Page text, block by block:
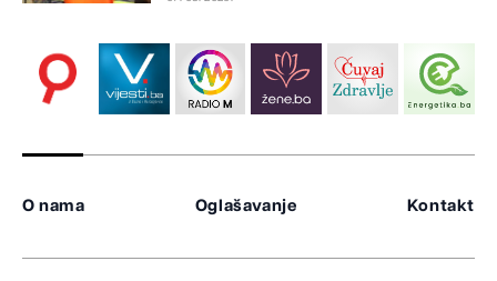
O nama Oglašavanje Kontakt